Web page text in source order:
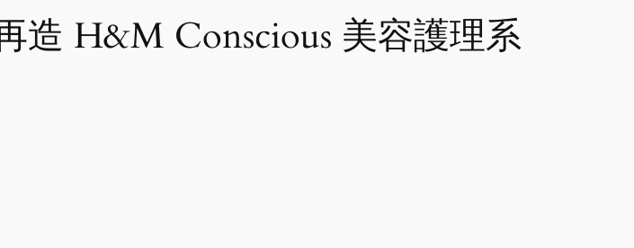
造 H&M Conscious 美容護理系